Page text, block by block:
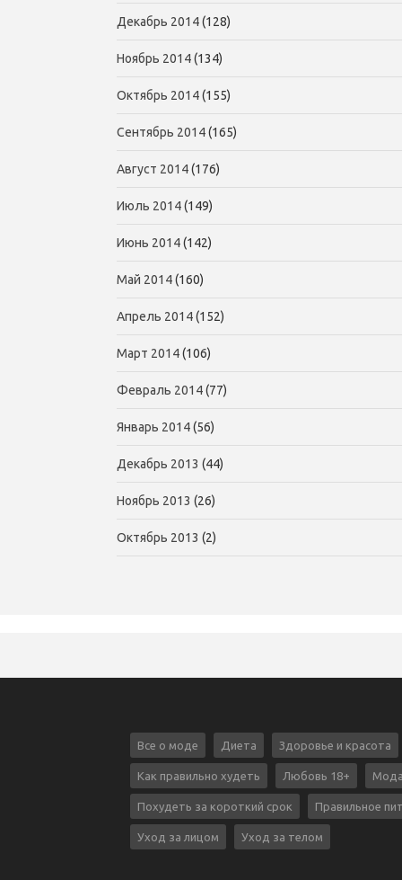
Декабрь 2014(128)
Ноябрь 2014(134)
Октябрь 2014(155)
Сентябрь 2014(165)
Август 2014(176)
Июль 2014(149)
Июнь 2014(142)
Май 2014(160)
Апрель 2014(152)
Март 2014(106)
Февраль 2014(77)
Январь 2014(56)
Декабрь 2013 (44)
Ноябрь 2013 (26)
Октябрь 2013 (2)
Все о моде Диета Здоровье и красота
Как правильно худеть Любовь 18+
Похудеть за короткий срок Правильное
Уход за лицом Уход за телом